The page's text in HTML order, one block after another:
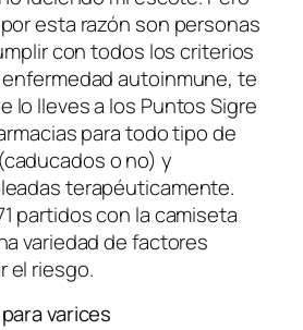
esta razón son personas
con todos los criterios
autoinmune, te
lo lleves a los Puntos Sigre
para todo tipo de
o no) y
terapéuticamente.
partidos con la camiseta
variedad de factores
el riesgo.
varices